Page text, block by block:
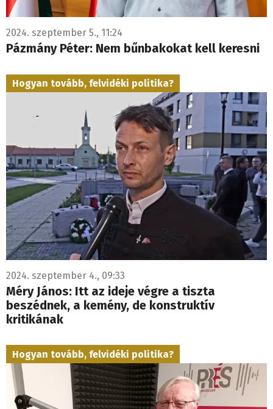
2024. szeptember 5., 11:24
Pázmány Péter: Nem bűnbakokat kell keresni
Hogyan tovább, felvidéki politika?
2024. szeptember 4., 09:33
Méry János: Itt az ideje végre a tiszta
beszédnek, a kemény, de konstruktív
kritikának
Hogyan tovább, felvidéki politika?